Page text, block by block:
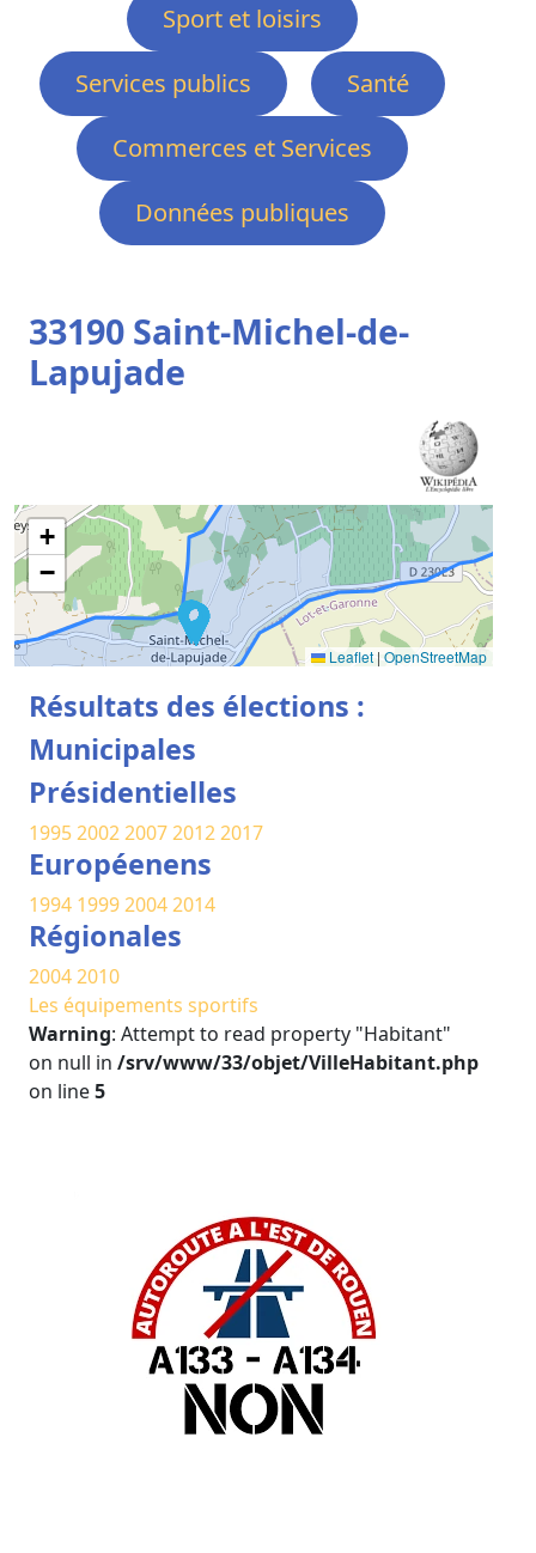
Sport et loisirs
Services publics
Santé
Commerces et Services
Données publiques
33190 Saint-Michel-de-
Lapujade
+
−
Leaflet | OpenStreetMap
Résultats des élections :
Municipales
Présidentielles
19952002200720122017
Européenens
1994 199920042014
Régionales
20042010
Les équipements sportifs
Warning: Attempt to read property "Habitant"
on null in /srv/www/33/objet/VilleHabitant.php
on line5